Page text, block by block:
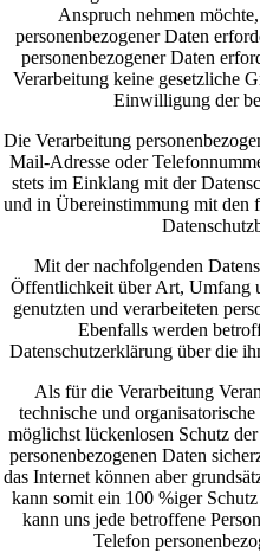
Anspruch nehmen
personenbezogener Daten
personenbezogener Daten
Verarbeitung keine gesetzliche
Einwilligung der
Die Verarbeitung
Mail-Adresse oder
stets im Einklang mit der
und in Übereinstimmung mit den
Mit der nachfolgenden
Öffentlichkeit über Art, Umfang
genutzten und verarbeiteten
Ebenfalls werden
Datenschutzerklärung über die
Als für die Verarbeitung
technische und
möglichst lückenlosen Schutz
personenbezogenen Daten
das Internet können aber
kann somit ein 100 %iger
kann uns jede betroffene
Telefon